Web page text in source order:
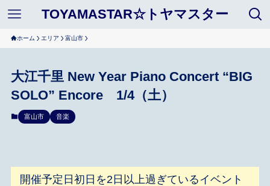
TOYAMASTAR☆トヤマスター
ホーム エリア 富山市
大江千里 New Year Piano Concert “BIG
SOLO” Encore 1/4（土）
富山市 音楽
開催予定日初日を2日以上過ぎているイベント